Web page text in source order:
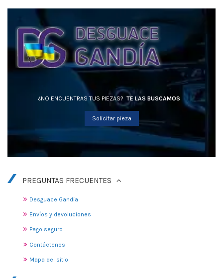
¿NO ENCUENTRAS TUS PIEZAS? TE LAS BUSCAMOS
Solicitar pieza
PREGUNTAS FRECUENTES
Desguace Gandia
Envíos y devoluciones
Pago seguro
Contáctenos
Mapa del sitio